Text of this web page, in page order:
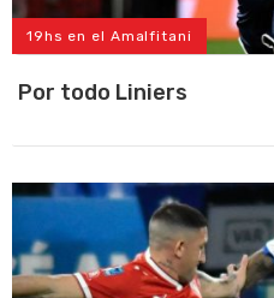
19hs en el Amalfitani
Por todo Liniers